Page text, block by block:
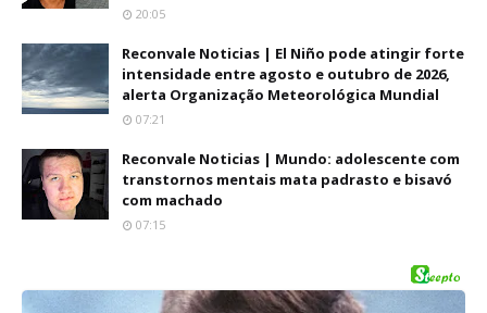
20:05
Reconvale Noticias | El Niño pode atingir forte
intensidade entre agosto e outubro de 2026,
alerta Organização Meteorológica Mundial
07:21
Reconvale Noticias | Mundo: adolescente com
transtornos mentais mata padrasto e bisavó
com machado
07:15